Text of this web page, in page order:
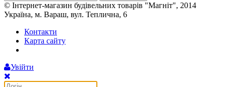
© Інтернет-магазин будівельних товарів "Магніт", 2014
Україна, м. Вараш, вул. Теплична, 6
Контакти
Карта сайту
Увійти